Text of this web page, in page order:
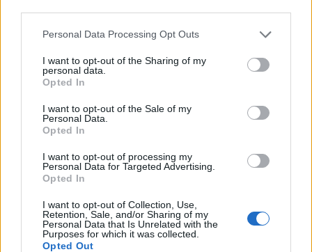
Personal Data Processing Opt Outs
I want to opt-out of the Sharing of my
personal data.
Opted In
I want to opt-out of the Sale of my
Personal Data.
Opted In
I want to opt-out of processing my
Personal Data for Targeted Advertising.
Opted In
I want to opt-out of Collection, Use,
Retention, Sale, and/or Sharing of my
Personal Data that Is Unrelated with the
Purposes for which it was collected.
Opted Out
Výsledné cesto si
položte na pracovnú
dosku posiatu múkou.
premieste a následne
vyvaľkajte na 1-2 cm
hrúbku.
september 2018
júl 2018
máj 2018